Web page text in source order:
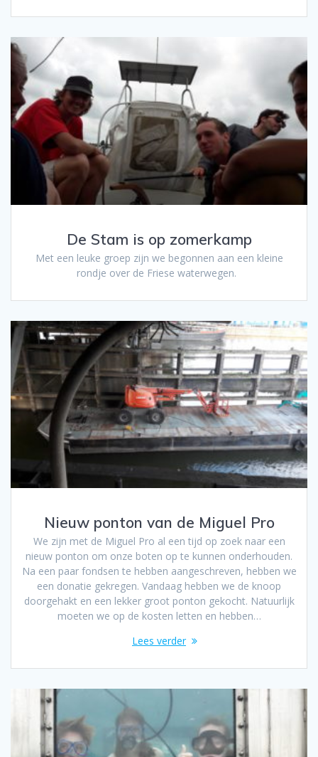
De Stam is op zomerkamp
Met een leuke groep zijn we begonnen aan een kleine
rondje over de Friese waterwegen.
Nieuw ponton van de Miguel Pro
We zijn met de Miguel Pro al een tijd op zoek naar een
nieuw ponton om onze boten op te kunnen onderhouden.
Na een paar fondsen te hebben aangeschreven, hebben we
een donatie gekregen. Vandaag hebben we de knoop
doorgehakt en een lekker groot ponton gekocht. Natuurlijk
moeten we op de kosten letten en hebben…
Lees verder